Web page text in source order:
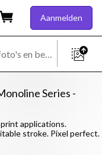
Aanmelden
Series -
applications.
stroke. Pixel perfect.